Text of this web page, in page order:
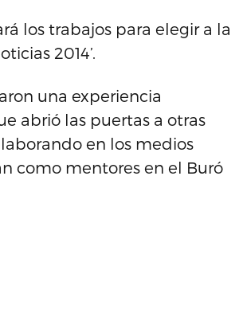
los trabajos para elegir a la
2014’.
una experiencia
abrió las puertas a otras
en los medios
como mentores en el Buró